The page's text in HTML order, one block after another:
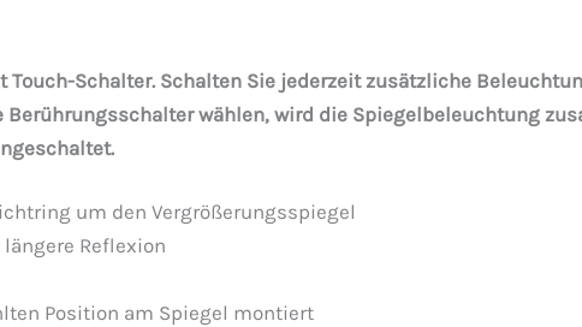
Touch-Schalter. Schalten Sie jederzeit zusätzliche
Berührungsschalter wählen, wird die Spiegelbeleuchtung
um den Vergrößerungsspiegel
Reflexion
Position am Spiegel montiert